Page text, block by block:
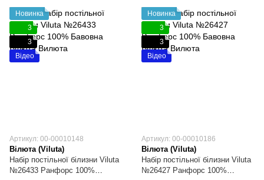
Новинка
3
3
Відео
Артикул: 00-00010148
Вілюта (Viluta)
Набір постільної білизни Viluta
№26433 Ранфорс 100%
Новинка
3
3
Відео
Артикул: 00-00010186
Вілюта (Viluta)
Набір постільної білизни Viluta
№26427 Ранфорс 100%